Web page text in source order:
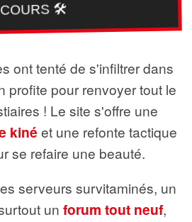
COURS 🛠️
ont tenté de s'infiltrer dans
profite pour renvoyer tout le
! Le site s'offre une
kiné et une refonte tactique
se refaire une beauté.
serveurs survitaminés, un
un forum tout neuf,